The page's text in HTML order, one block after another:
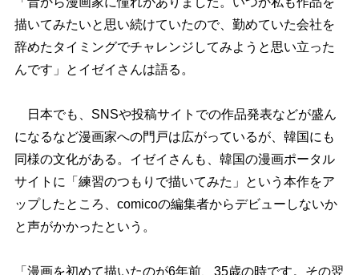
描いてみたいと思い続けていたので、勤めていた会社を
辞めたタイミングでチャレンジしてみようと思い立った
んです」とイゼイさんは語る。
日本でも、SNSや投稿サイトでの作品発表などが盛ん
になるなど漫画家への門戸は広がっているが、韓国にも
同様の文化がある。イゼイさんも、韓国の漫画ポータル
サイトに「練習のつもりで描いてみた」という本作をア
ップしたところ、comicoの編集者からデビューしないか
と声がかかったという。
「漫画を初めて描いたのが6年前、35歳の時です。その翌